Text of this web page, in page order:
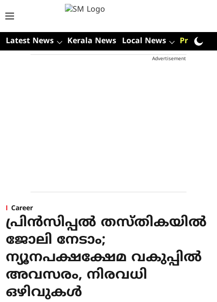
Latest News Kerala News Local News Premium
Advertisement
Career
പ്രിൻസിപ്പൽ തസ്തികയിൽ
ജോലി നേടാം;
ന്യൂനപക്ഷക്ഷേമ വകുപ്പിൽ
അവസരം, നിരവധി
ഒഴിവുകൾ